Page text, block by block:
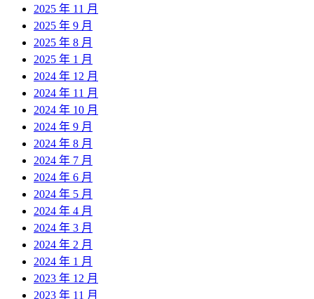
2025 年 11 月
2025 年 9 月
2025 年 8 月
2025 年 1 月
2024 年 12 月
2024 年 11 月
2024 年 10 月
2024 年 9 月
2024 年 8 月
2024 年 7 月
2024 年 6 月
2024 年 5 月
2024 年 4 月
2024 年 3 月
2024 年 2 月
2024 年 1 月
2023 年 12 月
2023 年 11 月